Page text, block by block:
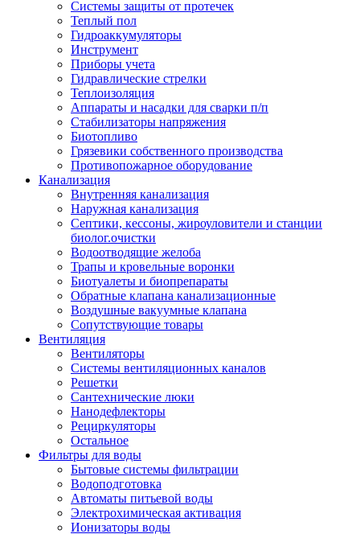
Системы защиты от протечек
Теплый пол
Гидроаккумуляторы
Инструмент
Приборы учета
Гидравлические стрелки
Теплоизоляция
Аппараты и насадки для сварки п/п
Стабилизаторы напряжения
Биотопливо
Грязевики собственного производства
Противопожарное оборудование
Канализация
Внутренняя канализация
Наружная канализация
Септики, кессоны, жироуловители и станции
биолог.очистки
Водоотводящие желоба
Трапы и кровельные воронки
Биотуалеты и биопрепараты
Обратные клапана канализационные
Воздушные вакуумные клапана
Сопутствующие товары
Вентиляция
Вентиляторы
Системы вентиляционных каналов
Решетки
Сантехнические люки
Нанодефлекторы
Рециркуляторы
Остальное
Фильтры для воды
Бытовые системы фильтрации
Водоподготовка
Автоматы питьевой воды
Электрохимическая активация
Ионизаторы воды